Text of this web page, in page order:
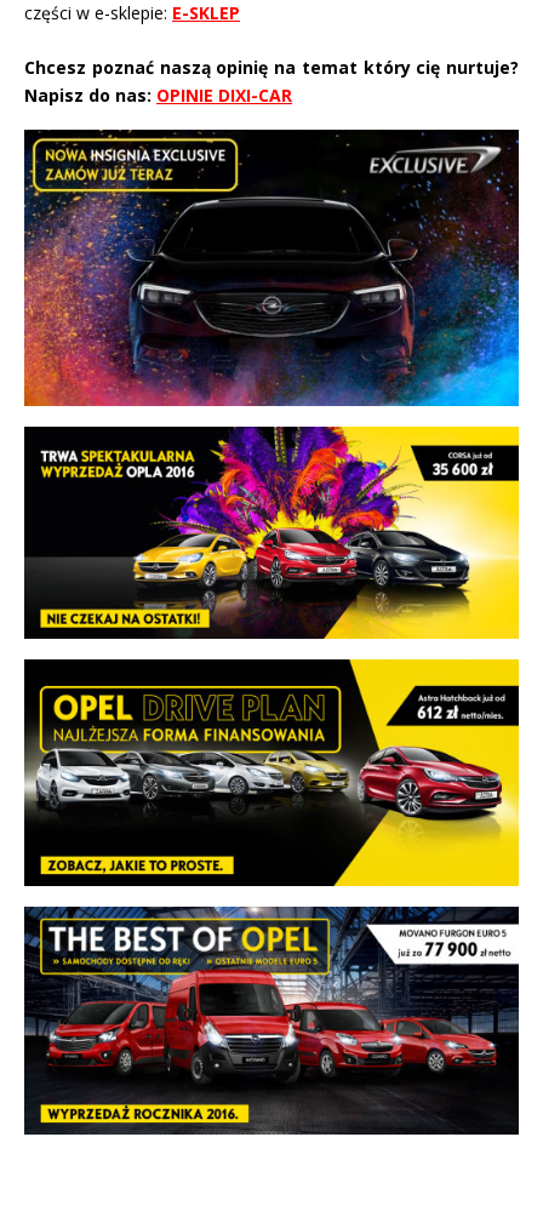
części w e-sklepie: E-SKLEP
Chcesz poznać naszą opinię na temat który cię nurtuje?
Napisz do nas: OPINIE DIXI-CAR